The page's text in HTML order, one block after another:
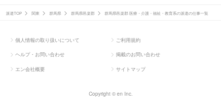
派遣TOP 関東 群馬県 群馬県邑楽郡 群馬県邑楽郡 医療・介護・福祉・教育系の派遣の仕事一覧
個人情報の取り扱いについて ご利用規約
ヘルプ・お問い合わせ 掲載のお問い合わせ
エン会社概要 サイトマップ
Copyright © en Inc.